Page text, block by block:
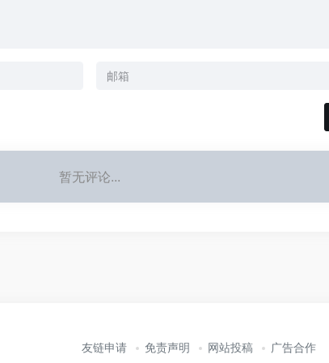
暂无评论...
友链申请 免责声明 网站投稿 广告合作